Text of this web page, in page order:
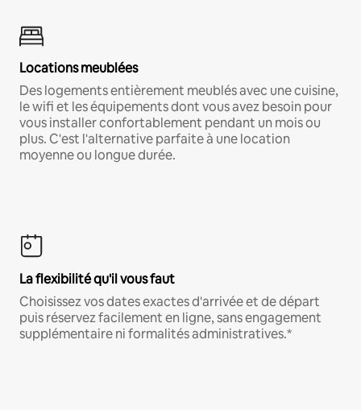
Locations meublées
Des logements entièrement meublés avec une cuisine,
le wifi et les équipements dont vous avez besoin pour
vous installer confortablement pendant un mois ou
plus. C'est l'alternative parfaite à une location
moyenne ou longue durée.
La flexibilité qu'il vous faut
Choisissez vos dates exactes d'arrivée et de départ
puis réservez facilement en ligne, sans engagement
supplémentaire ni formalités administratives.*